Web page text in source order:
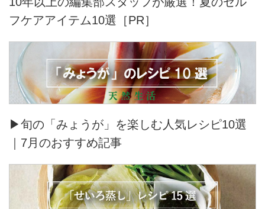
フケアアイテム10選［PR］
▶旬の「みょうが」を楽しむ人気レシピ10選
｜7月のおすすめ記事